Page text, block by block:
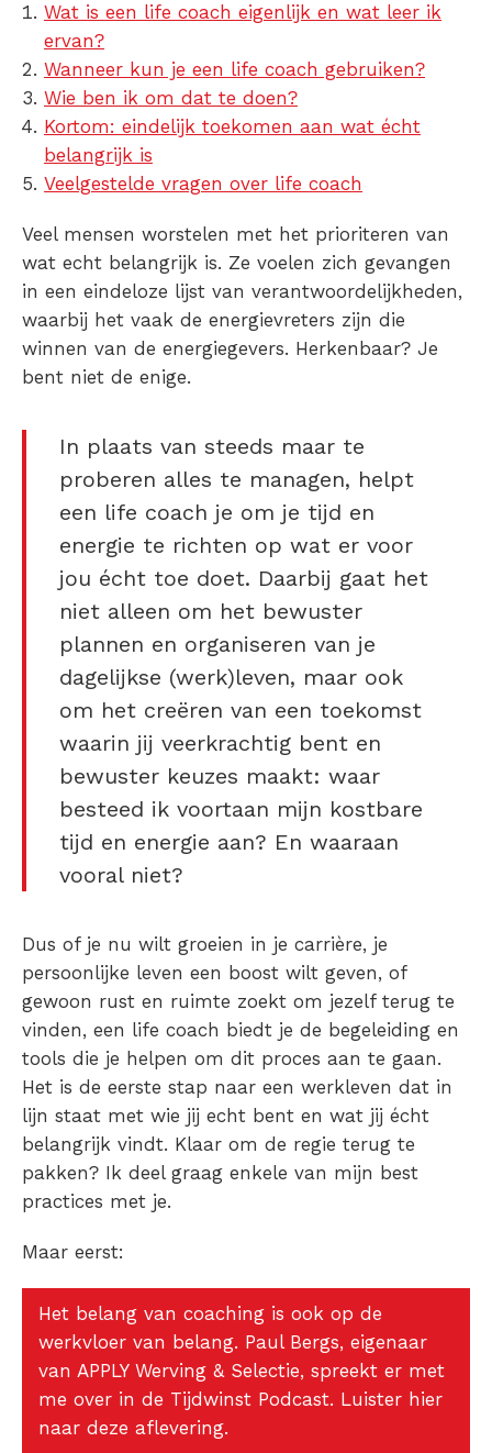
Wat is een life coach eigenlijk en wat leer ik
ervan?
Wanneer kun je een life coach gebruiken?
Wie ben ik om dat te doen?
Kortom: eindelijk toekomen aan wat écht
belangrijk is
Veelgestelde vragen over life coach
Veel mensen worstelen met het prioriteren van
wat echt belangrijk is. Ze voelen zich gevangen
in een eindeloze lijst van verantwoordelijkheden,
waarbij het vaak de energievreters zijn die
winnen van de energiegevers. Herkenbaar? Je
bent niet de enige.
In plaats van steeds maar te
proberen alles te managen, helpt
een life coach je om je tijd en
energie te richten op wat er voor
jou écht toe doet. Daarbij gaat het
niet alleen om het bewuster
plannen en organiseren van je
dagelijkse (werk)leven, maar ook
om het creëren van een toekomst
waarin jij veerkrachtig bent en
bewuster keuzes maakt: waar
besteed ik voortaan mijn kostbare
tijd en energie aan? En waaraan
vooral niet?
Dus of je nu wilt groeien in je carrière, je
persoonlijke leven een boost wilt geven, of
gewoon rust en ruimte zoekt om jezelf terug te
vinden, een life coach biedt je de begeleiding en
tools die je helpen om dit proces aan te gaan.
Het is de eerste stap naar een werkleven dat in
lijn staat met wie jij echt bent en wat jij écht
belangrijk vindt. Klaar om de regie terug te
pakken? Ik deel graag enkele van mijn best
practices met je.
Maar eerst:
Het belang van coaching is ook op de
werkvloer van belang. Paul Bergs, eigenaar
van APPLY Werving & Selectie, spreekt er met
me over in de Tijdwinst Podcast. Luister hier
naar deze aflevering.